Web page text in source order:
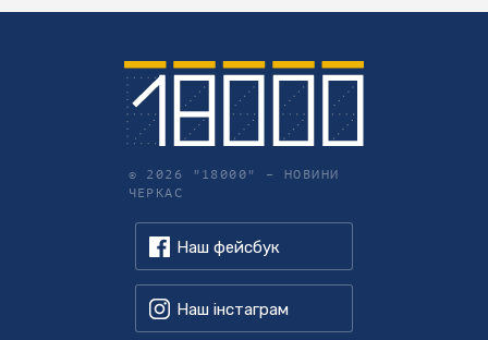
© 2026 "18000" – НОВИНИ
ЧЕРКАС
Наш фейсбук
Наш інстаграм